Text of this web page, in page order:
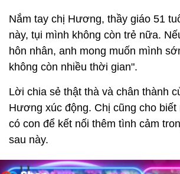
Nắm tay chị Hương, thầy giáo 51
này, tụi mình không còn trẻ nữa.
hôn nhân, anh mong muốn mình
không còn nhiều thời gian".
Lời chia sẻ thật thà và chân thành
Hương xúc động. Chị cũng cho biết
có con để kết nối thêm tình cảm
sau này.